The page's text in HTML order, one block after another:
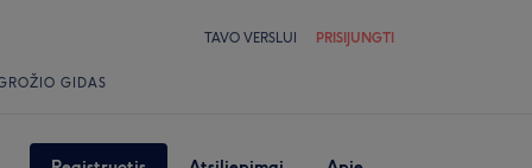
TAVO VERSLUI PRISIJUNGTI
GIDAS